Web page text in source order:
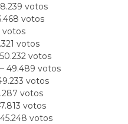
votos
votos
votos
votos
votos
49.489 votos
votos
votos
votos
votos